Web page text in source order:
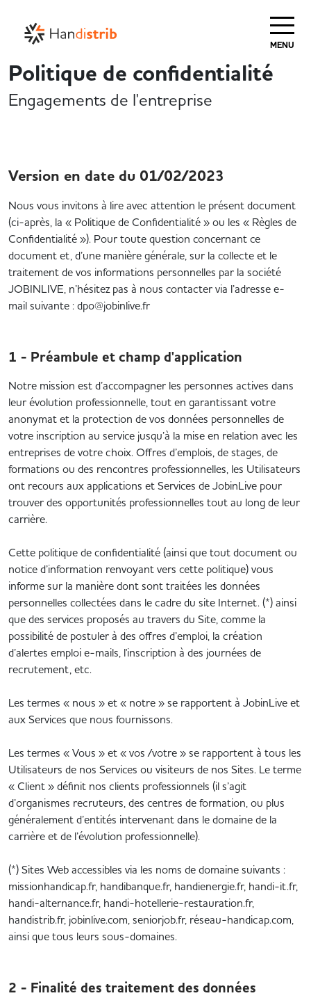
MENU
Politique de confidentialité
Engagements de l'entreprise
Version en date du 01/02/2023
Nous vous invitons à lire avec attention le présent document
(ci-après, la « Politique de Confidentialité » ou les « Règles de
Confidentialité »). Pour toute question concernant ce
document et, d’une manière générale, sur la collecte et le
traitement de vos informations personnelles par la société
JOBINLIVE, n’hésitez pas à nous contacter via l’adresse e-
mail suivante : dpo@jobinlive.fr
1 - Préambule et champ d'application
Notre mission est d’accompagner les personnes actives dans
leur évolution professionnelle, tout en garantissant votre
anonymat et la protection de vos données personnelles de
votre inscription au service jusqu’à la mise en relation avec les
entreprises de votre choix. Offres d’emplois, de stages, de
formations ou des rencontres professionnelles, les Utilisateurs
ont recours aux applications et Services de JobinLive pour
trouver des opportunités professionnelles tout au long de leur
carrière.
Cette politique de confidentialité (ainsi que tout document ou
notice d’information renvoyant vers cette politique) vous
informe sur la manière dont sont traitées les données
personnelles collectées dans le cadre du site Internet. (*) ainsi
que des services proposés au travers du Site, comme la
possibilité de postuler à des offres d’emploi, la création
d’alertes emploi e-mails, l'inscription à des journées de
recrutement, etc.
Les termes « nous » et « notre » se rapportent à JobinLive et
aux Services que nous fournissons.
Les termes « Vous » et « vos /votre » se rapportent à tous les
Utilisateurs de nos Services ou visiteurs de nos Sites. Le terme
« Client » définit nos clients professionnels (il s’agit
d’organismes recruteurs, des centres de formation, ou plus
généralement d’entités intervenant dans le domaine de la
carrière et de l’évolution professionnelle).
(*) Sites Web accessibles via les noms de domaine suivants :
missionhandicap.fr, handibanque.fr, handienergie.fr, handi-it.fr,
handi-alternance.fr, handi-hotellerie-restauration.fr,
handistrib.fr, jobinlive.com, seniorjob.fr, réseau-handicap.com,
ainsi que tous leurs sous-domaines.
2 - Finalité des traitement des données